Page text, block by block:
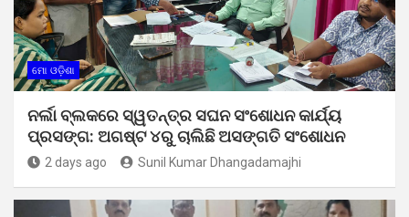
ମୋ ଓଡ଼ିଶା
ନର୍ଲା ବ୍ଲକରେ ସ୍ୱତନ୍ତ୍ର ସଘନ ସଂଶୋଧନ କାର୍ଯ୍ୟ
ପ୍ରସଙ୍ଗ: ଅଗଷ୍ଟ ୪ରୁ ଚାଲିଛି ଅସଙ୍ଗତି ସଂଶୋଧନ
2 days ago Sunil Kumar Dhangadamajhi